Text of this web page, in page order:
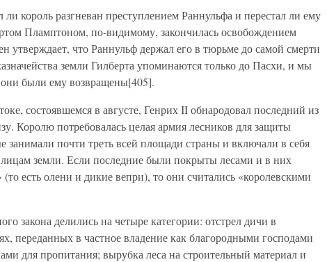
король разгневан преступлением Раннульфа и перестал ли ему
Пламптоном, по-видимому, закончилась освобождением
утверждает, что Раннульф держал его в тюрьме до самой смерти
земли Гилберта упоминаются только до Пасхи, и мы
были ему возвращены[405].
состоявшемся в августе, Генрих II обнародовал последний из
Королю потребовалась целая армия лесников для защиты
занимали почти треть всей площади страны и включали в себя
земли. Если последние были покрыты лесами и в них
есть олени и дикие вепри), то они считались «королевскими
закона делились на четыре категории: отстрел дичи в
переданных в частное владение как благородными господами
для пропитания; вырубка леса на строительный материал и